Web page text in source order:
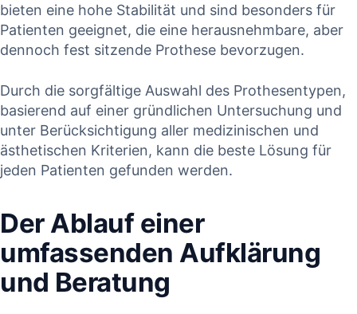
bieten ⁣eine ‍hohe Stabilität‌ und sind besonders für
Patienten geeignet, die eine herausnehmbare,⁢ aber
dennoch fest ⁤sitzende Prothese⁤ bevorzugen.
Durch die sorgfältige Auswahl des Prothesentypen,
basierend auf einer gründlichen Untersuchung und
⁢unter Berücksichtigung‍ aller ‌medizinischen und
ästhetischen Kriterien, kann‍ die beste Lösung für
jeden Patienten gefunden ​werden.
Der Ablauf einer
umfassenden Aufklärung
und ⁣Beratung